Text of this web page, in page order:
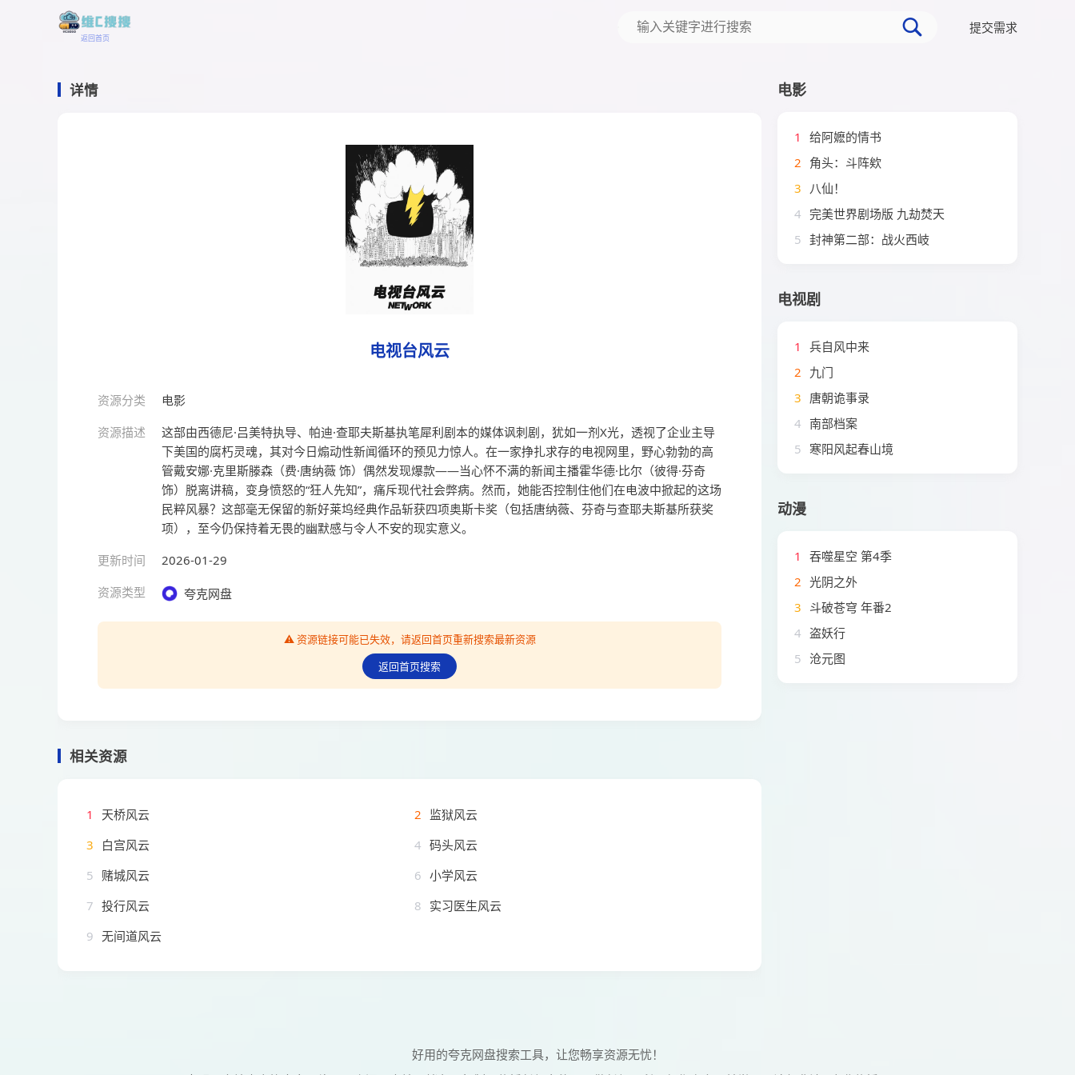
返回首页
提交需求
详情
电视台风云
资源分类
电影
资源描述
这部由西德尼·吕美特执导、帕迪·查耶夫斯基执笔犀利剧本的媒体讽刺剧，犹如一剂X光，透视了企业主导
下美国的腐朽灵魂，其对今日煽动性新闻循环的预见力惊人。在一家挣扎求存的电视网里，野心勃勃的高
管戴安娜·克里斯滕森（费·唐纳薇 饰）偶然发现爆款——当心怀不满的新闻主播霍华德·比尔（彼得·芬奇
饰）脱离讲稿，变身愤怒的“狂人先知”，痛斥现代社会弊病。然而，她能否控制住他们在电波中掀起的这场
民粹风暴？这部毫无保留的新好莱坞经典作品斩获四项奥斯卡奖（包括唐纳薇、芬奇与查耶夫斯基所获奖
项），至今仍保持着无畏的幽默感与令人不安的现实意义。
更新时间
2026-01-29
资源类型
夸克网盘
⚠️ 资源链接可能已失效，请返回首页重新搜索最新资源
返回首页搜索
相关资源
1 天桥风云 2 监狱风云
3
白宫风云 4 码头风云
5 赌城风云 6 小学风云
7 投行风云 8 实习医生风云
9 无间道风云
电影
1
给阿嬷的情书
2 角头：斗阵欸
3 八仙！
4 完美世界剧场版 九劫焚天
5 封神第二部：战火西岐
电视剧
1
兵自风中来
2 九门
3 唐朝诡事录
4 南部档案
5 寒阳风起春山境
动漫
1
吞噬星空 第4季
2 光阴之外
3 斗破苍穹 年番2
4 盗妖行
5 沧元图
好用的夸克网盘搜索工具，让您畅享资源无忧！